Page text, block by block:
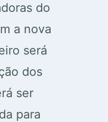
do
a nova
será
dos
ser
para